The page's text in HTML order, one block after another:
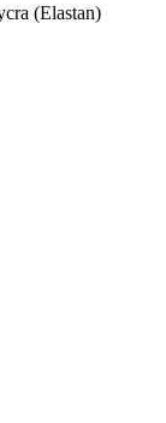
(Elastan)